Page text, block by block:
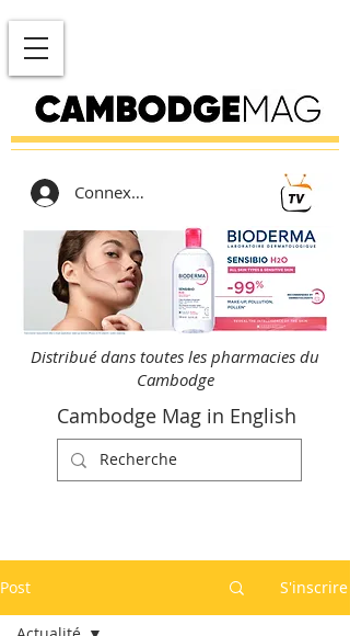
Connexion
Distribué dans toutes les pharmacies du
Cambodge
Cambodge Mag in English
Post S'inscrire